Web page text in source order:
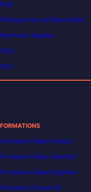
FAQ
Politique de confidentialité
Mentions légales
CGU
CGV
FORMATIONS
Formation Data Analyst
Formation Data Scientist
Formation Data Engineer
Formation Power BI